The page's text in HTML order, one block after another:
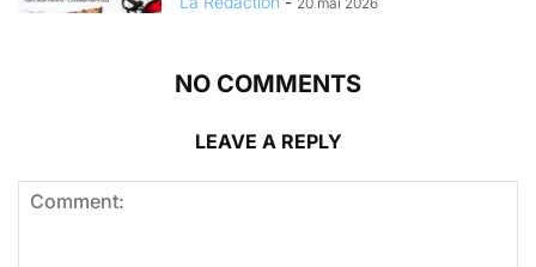
NO COMMENTS
LEAVE A REPLY